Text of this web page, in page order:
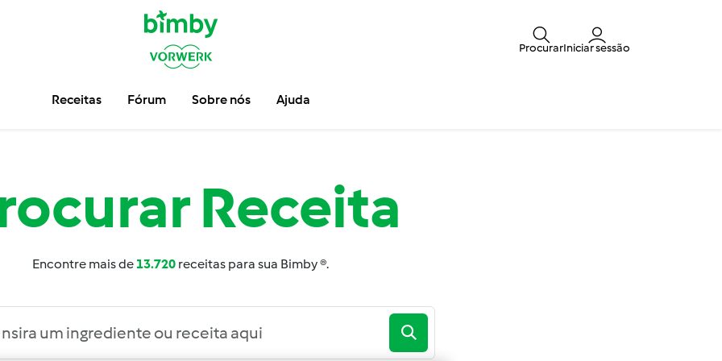
ProcurarIniciar sessão
Receitas Fórum Sobre nós Ajuda
Receita
Encontre mais de13.720 receitas para sua Bimby ®.